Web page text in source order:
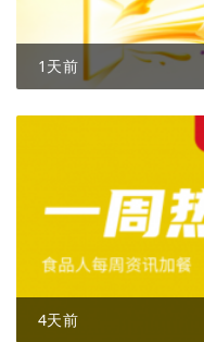
1天前
4天前